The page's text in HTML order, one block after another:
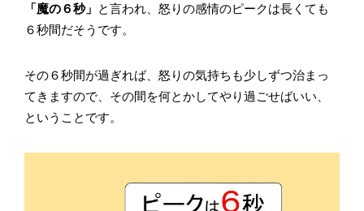
「魔の６秒」 と言われ、怒りの感情のピークは長くても
６秒間だそうです。
その６秒間が過ぎれば、怒りの気持ちも少しずつ治まっ
てきますので、その間を何とかしてやり過ごせばいい、
ということです。